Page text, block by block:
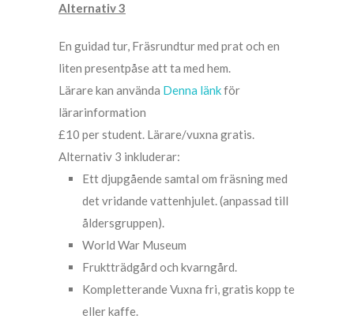
Alternativ 3
En guidad tur, Fräsrundtur med prat och en
liten presentpåse att ta med hem.
Lärare kan använda Denna länkför
lärarinformation
£10 per student. Lärare/vuxna gratis.
Alternativ 3 inkluderar:
Ett djupgående samtal om fräsning med
det vridande vattenhjulet. (anpassad till
åldersgruppen).
World War Museum
Fruktträdgård och kvarngård.
Kompletterande Vuxna fri, gratis kopp te
eller kaffe.